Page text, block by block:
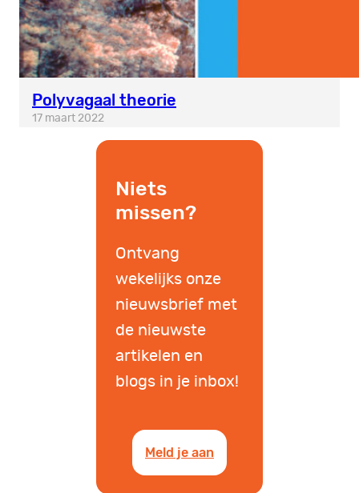
Polyvagaal theorie
17 maart 2022
Niets
missen?
Ontvang
wekelijks onze
nieuwsbrief met
de nieuwste
artikelen en
blogs in je inbox!
Meld je aan